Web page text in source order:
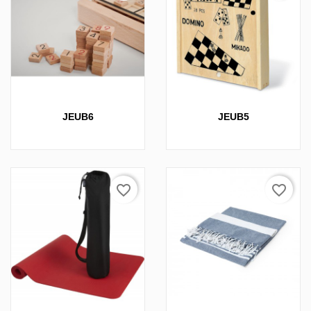
JEUB6 JEUB5
favorite_border favorite_border